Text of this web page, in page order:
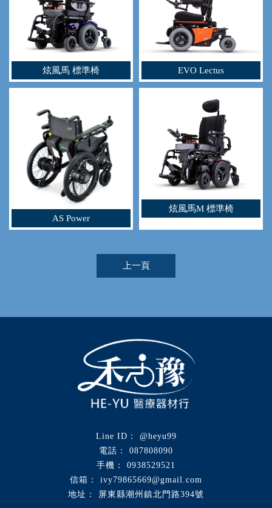
炫風馬 標準椅 EVO Lectus
AS Power
炫風馬M 標準椅
上一頁
@heyu99
087808090
0938529521
ivy79865669@gmail.com
屏東縣潮州鎮北門路394號